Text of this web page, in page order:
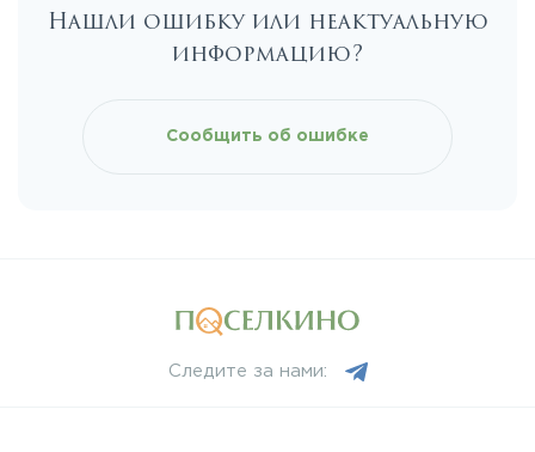
Каширское
Нашли ошибку или неактуальную
информацию?
Сообщить об ошибке
Следите за нами: